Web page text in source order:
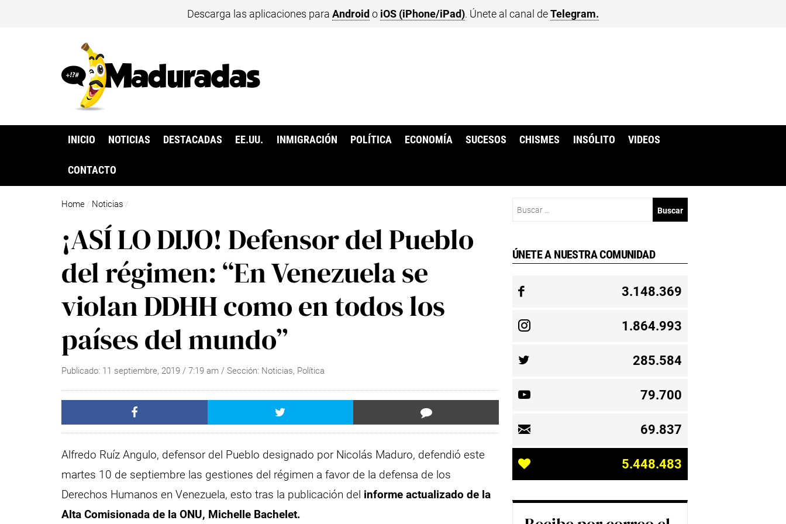
Descarga las aplicaciones para Android o iOS (iPhone/iPad). Únete al canal deTelegram.
INICIO NOTICIAS DESTACADAS EE.UU. INMIGRACIÓN POLÍTICA ECONOMÍA SUCESOS CHISMES INSÓLITO VIDEOS
CONTACTO
Home / Noticias /
¡ASÍ LO DIJO! Defensor del Pueblo
del régimen: “En Venezuela se
violan DDHH como en todos los
países del mundo”
Publicado: 11 septiembre, 2019 /7:19 am/ Sección: Noticias, Política
Alfredo Ruíz Angulo, defensor del Pueblo designado por Nicolás Maduro, defendió este
martes 10 de septiembre las gestiones del régimen a favor de la defensa de los
Derechos Humanos en Venezuela, esto tras la publicación del informe actualizado de la
Alta Comisionada de la ONU, Michelle Bachelet.
ÚNETE A NUESTRA COMUNIDAD
3.148.369
1.864.993
285.584
79.700
69.837
5.448.483